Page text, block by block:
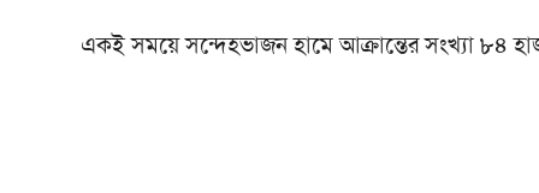
একই সময়ে সন্দেহভাজন হামে আক্রান্তের সংখ্যা ৮৪